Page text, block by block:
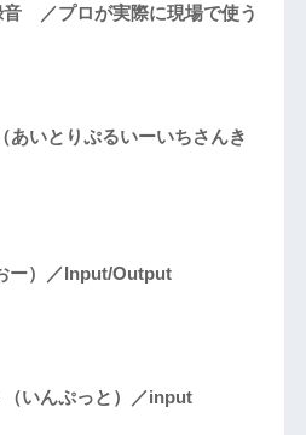
音 ／プロが実際に現場で使う
あいとりぷるいーいちさんき
ー）／Input/Output
（いんぷっと）／input